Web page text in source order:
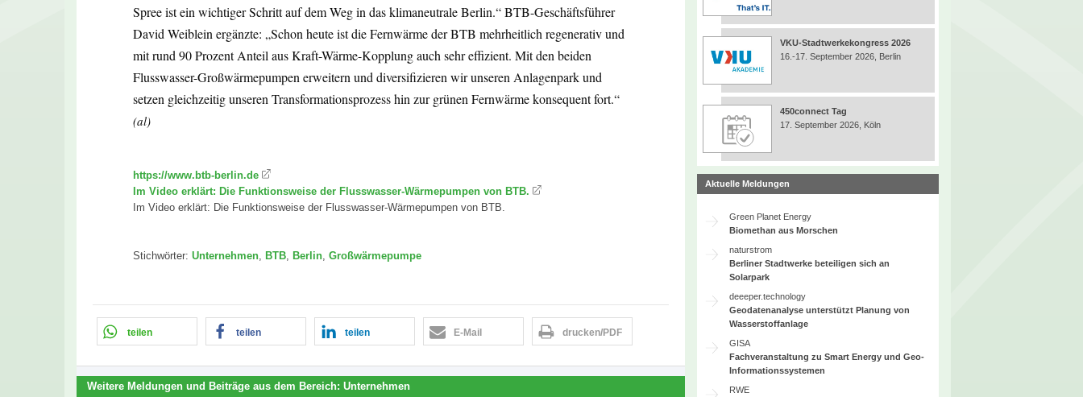
Spree ist ein wichtiger Schritt auf dem Weg in das klimaneutrale Berlin.“ BTB-Geschäftsführer
David Weiblein ergänzte: „Schon heute ist die Fernwärme der BTB mehrheitlich regenerativ und
mit rund 90 Prozent Anteil aus Kraft-Wärme-Kopplung auch sehr effizient. Mit den beiden
Flusswasser-Großwärmepumpen erweitern und diversifizieren wir unseren Anlagenpark und
setzen gleichzeitig unseren Transformationsprozess hin zur grünen Fernwärme konsequent fort.“
(al)
https://www.btb-berlin.de
Im Video erklärt: Die Funktionsweise der Flusswasser-Wärmepumpen von BTB.
Im Video erklärt: Die Funktionsweise der Flusswasser-Wärmepumpen von BTB.
Stichwörter: Unternehmen BTB Berlin Großwärmepumpe
teilen teilen teilen E-Mail drucken/PDF
Weitere Meldungen und Beiträge aus dem Bereich: Unternehmen
VKU-Stadtwerkekongress 2026
16.-17. September 2026, Berlin
450connect Tag
17. September 2026, Köln
Aktuelle Meldungen
Green Planet Energy
Biomethan aus Morschen
naturstrom
Berliner Stadtwerke beteiligen sich an
Solarpark
deeeper.technology
Geodatenanalyse unterstützt Planung von
Wasserstoffanlage
GISA
Fachveranstaltung zu Smart Energy und Geo-
Informationssystemen
RWE